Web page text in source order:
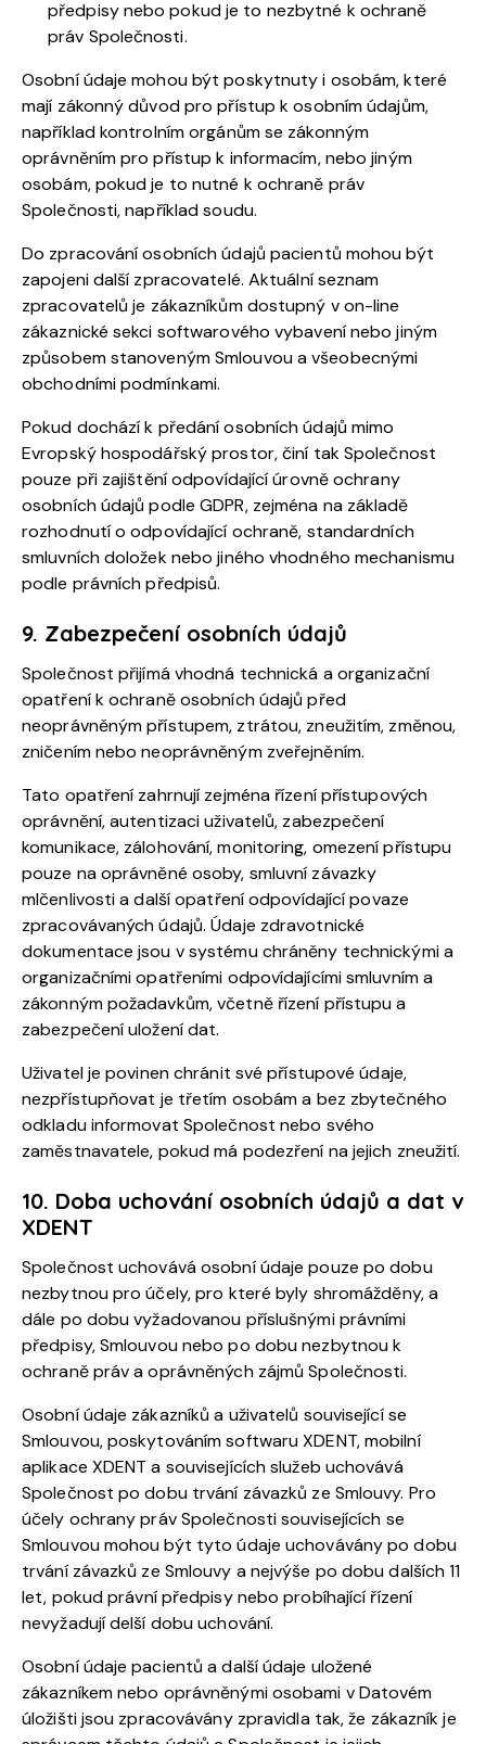
předpisy nebo pokud je to nezbytné k ochraně
práv Společnosti.
Osobní údaje mohou být poskytnuty i osobám, které
mají zákonný důvod pro přístup k osobním údajům,
například kontrolním orgánům se zákonným
oprávněním pro přístup k informacím, nebo jiným
osobám, pokud je to nutné k ochraně práv
Společnosti, například soudu.
Do zpracování osobních údajů pacientů mohou být
zapojeni další zpracovatelé. Aktuální seznam
zpracovatelů je zákazníkům dostupný v on-line
zákaznické sekci softwarového vybavení nebo jiným
způsobem stanoveným Smlouvou a všeobecnými
obchodními podmínkami.
Pokud dochází k předání osobních údajů mimo
Evropský hospodářský prostor, činí tak Společnost
pouze při zajištění odpovídající úrovně ochrany
osobních údajů podle GDPR, zejména na základě
rozhodnutí o odpovídající ochraně, standardních
smluvních doložek nebo jiného vhodného mechanismu
podle právních předpisů.
9. Zabezpečení osobních údajů
Společnost přijímá vhodná technická a organizační
opatření k ochraně osobních údajů před
neoprávněným přístupem, ztrátou, zneužitím, změnou,
zničením nebo neoprávněným zveřejněním.
Tato opatření zahrnují zejména řízení přístupových
oprávnění, autentizaci uživatelů, zabezpečení
komunikace, zálohování, monitoring, omezení přístupu
pouze na oprávněné osoby, smluvní závazky
mlčenlivosti a další opatření odpovídající povaze
zpracovávaných údajů. Údaje zdravotnické
dokumentace jsou v systému chráněny technickými a
organizačními opatřeními odpovídajícími smluvním a
zákonným požadavkům, včetně řízení přístupu a
zabezpečení uložení dat.
Uživatel je povinen chránit své přístupové údaje,
nezpřístupňovat je třetím osobám a bez zbytečného
odkladu informovat Společnost nebo svého
zaměstnavatele, pokud má podezření na jejich zneužití.
10. Doba uchování osobních údajů a dat v
XDENT
Společnost uchovává osobní údaje pouze po dobu
nezbytnou pro účely, pro které byly shromážděny, a
dále po dobu vyžadovanou příslušnými právními
předpisy, Smlouvou nebo po dobu nezbytnou k
ochraně práv a oprávněných zájmů Společnosti.
Osobní údaje zákazníků a uživatelů související se
Smlouvou, poskytováním softwaru XDENT, mobilní
aplikace XDENT a souvisejících služeb uchovává
Společnost po dobu trvání závazků ze Smlouvy. Pro
účely ochrany práv Společnosti souvisejících se
Smlouvou mohou být tyto údaje uchovávány po dobu
trvání závazků ze Smlouvy a nejvýše po dobu dalších 11
let, pokud právní předpisy nebo probíhající řízení
nevyžadují delší dobu uchování.
Osobní údaje pacientů a další údaje uložené
zákazníkem nebo oprávněnými osobami v Datovém
úložišti jsou zpracovávány zpravidla tak, že zákazník je